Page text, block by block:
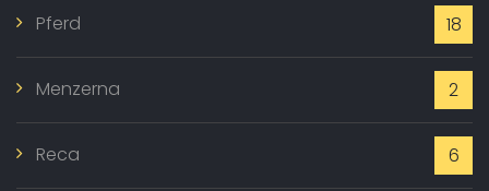
Pferd 18
Menzerna 2
Reca 6